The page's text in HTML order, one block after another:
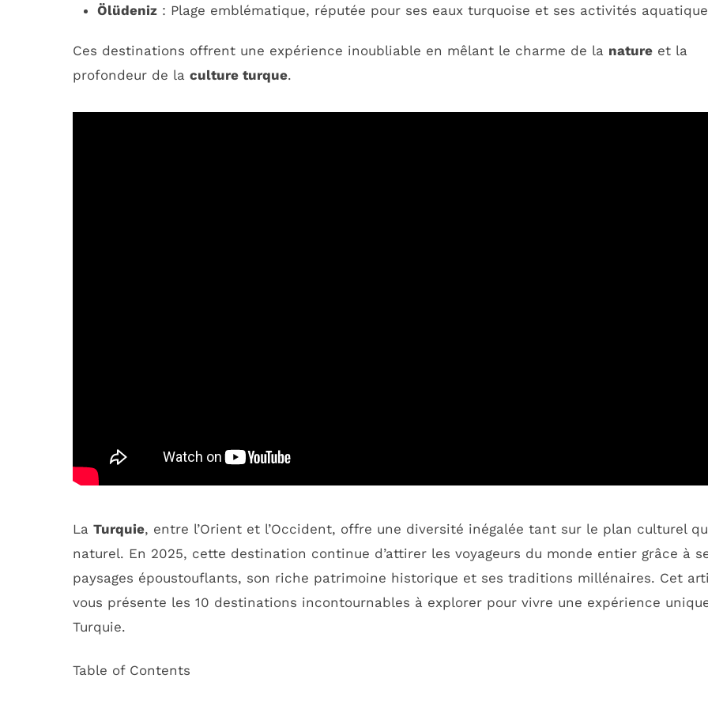
Ölüdeniz: Plage emblématique, réputée pour ses eaux turquoise et ses activités
Ces destinations offrent une expérience inoubliable en mêlant le charme de la nature et la
profondeur de la culture turque.
La Turquie, entre l’Orient et l’Occident, offre une diversité inégalée tant sur le plan culturel
naturel. En 2025, cette destination continue d’attirer les voyageurs du monde entier grâce à
paysages époustouflants, son riche patrimoine historique et ses traditions millénaires. Cet
vous présente les 10 destinations incontournables à explorer pour vivre une expérience
Turquie.
Table of Contents